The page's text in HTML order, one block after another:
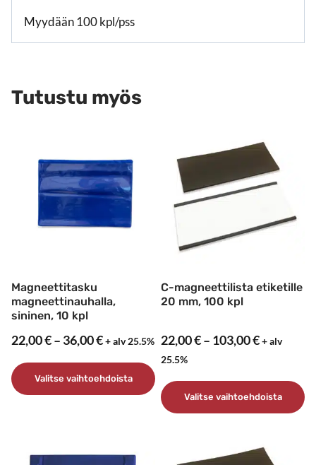
Myydään 100 kpl/pss
Tutustu myös
Magneettitasku
magneettinauhalla,
sininen, 10 kpl
22,00€– 36,00€Hintaluokka:
–
36,00 €
+ alv 25.5%
Valitse vaihtoehdoista
useampi
C-magneettilista etiketille
20 mm, 100 kpl
22,00€– 103,00€
103,00 €
+ alv
25.5%
Valitse vaihtoehdoista